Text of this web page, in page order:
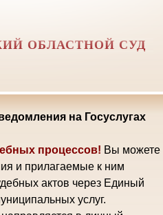
ОБЛАСТНОЙ СУД
на Госуслугах
процессов! Вы можете
и прилагаемые к ним
актов через Единый
услуг.